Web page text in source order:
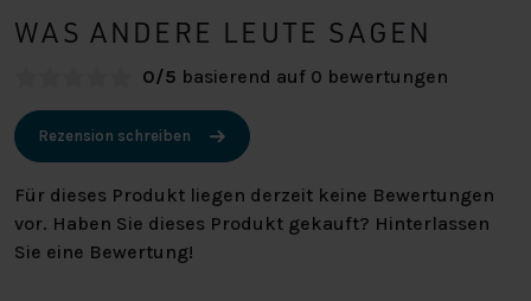
WAS ANDERE LEUTE SAGEN
0/5 basierend auf 0 bewertungen
Rezension schreiben
Für dieses Produkt liegen derzeit keine Bewertungen
vor. Haben Sie dieses Produkt gekauft? Hinterlassen
Sie eine Bewertung!